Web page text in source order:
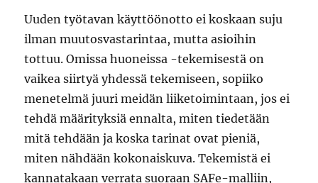
Uuden työtavan käyttöönotto ei koskaan suju
ilman muutosvastarintaa, mutta asioihin
tottuu. Omissa huoneissa -tekemisestä on
vaikea siirtyä yhdessä tekemiseen, sopiiko
menetelmä juuri meidän liiketoimintaan, jos ei
tehdä määrityksiä ennalta, miten tiedetään
mitä tehdään ja koska tarinat ovat pieniä,
miten nähdään kokonaiskuva. Tekemistä ei
kannatakaan verrata suoraan SAFe-malliin,